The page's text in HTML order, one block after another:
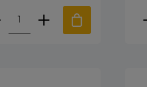
den ønskede